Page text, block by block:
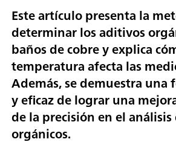
Este artículo presenta la
determinar los aditivos
baños de cobre y explica
temperatura afecta las
Además, se demuestra una
y eficaz de lograr una
de la precisión en el
orgánicos.